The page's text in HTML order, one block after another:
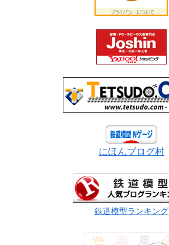
にほんブログ村
鉄道模型ランキング